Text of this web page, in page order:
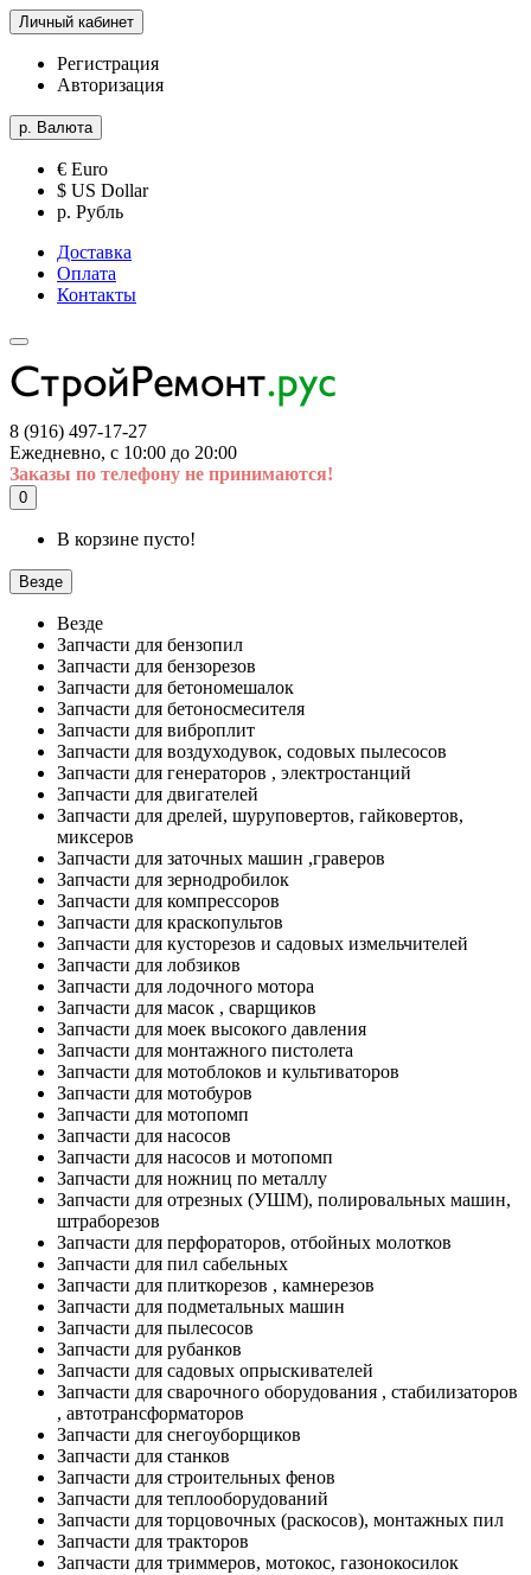
Личный кабинет
Регистрация
Авторизация
р. Валюта
€ Euro
$ US Dollar
р. Рубль
Доставка
Оплата
Контакты
8 (916) 497-17-27
Ежедневно, с 10:00 до 20:00
Заказы по телефону не принимаются!
0
В корзине пусто!
Везде
Везде
Запчасти для бензопил
Запчасти для бензорезов
Запчасти для бетономешалок
Запчасти для бетоносмесителя
Запчасти для виброплит
Запчасти для воздуходувок, содовых пылесосов
Запчасти для генераторов , электростанций
Запчасти для двигателей
Запчасти для дрелей, шуруповертов, гайковертов,
миксеров
Запчасти для заточных машин ,граверов
Запчасти для зернодробилок
Запчасти для компрессоров
Запчасти для краскопультов
Запчасти для кусторезов и садовых измельчителей
Запчасти для лобзиков
Запчасти для лодочного мотора
Запчасти для масок , сварщиков
Запчасти для моек высокого давления
Запчасти для монтажного пистолета
Запчасти для мотоблоков и культиваторов
Запчасти для мотобуров
Запчасти для мотопомп
Запчасти для насосов
Запчасти для насосов и мотопомп
Запчасти для ножниц по металлу
Запчасти для отрезных (УШМ), полировальных машин,
штраборезов
Запчасти для перфораторов, отбойных молотков
Запчасти для пил сабельных
Запчасти для плиткорезов , камнерезов
Запчасти для подметальных машин
Запчасти для пылесосов
Запчасти для рубанков
Запчасти для садовых опрыскивателей
Запчасти для сварочного оборудования , стабилизаторов
, автотрансформаторов
Запчасти для снегоуборщиков
Запчасти для станков
Запчасти для строительных фенов
Запчасти для теплооборудований
Запчасти для торцовочных (раскосов), монтажных пил
Запчасти для тракторов
Запчасти для триммеров, мотокос, газонокосилок